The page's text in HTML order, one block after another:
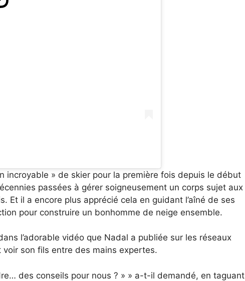
incroyable » de skier pour la première fois depuis le début
passées à gérer soigneusement un corps sujet aux
Et il a encore plus apprécié cela en guidant l’aîné de ses
pour construire un bonhomme de neige ensemble.
l’adorable vidéo que Nadal a publiée sur les réseaux
voir son fils entre des mains expertes.
des conseils pour nous ? » » a-t-il demandé, en taguant